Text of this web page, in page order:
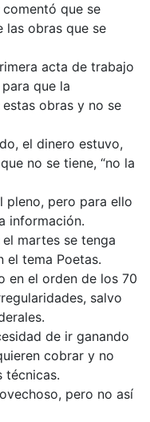
que se
las obras que se
acta de trabajo
que la
obras y no se
el dinero estuvo,
no se tiene, “no la
pleno, pero para ello
información.
martes se tenga
el tema Poetas.
en el orden de los 70
salvo
de ir ganando
cobrar y no
técnicas.
pero no así